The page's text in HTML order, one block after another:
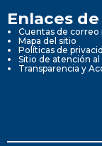
Enlaces
Cuentas de correo
Mapa del sitio
Políticas de
Sitio de atención al
Transparencia y